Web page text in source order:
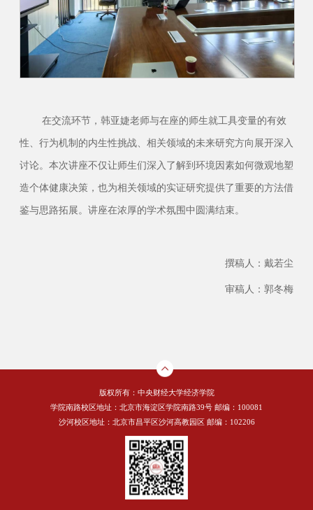
在交流环节，韩亚婕老师与在座的师生就工具变量的有效
性、行为机制的内生性挑战、 相关领域的未来研究方向 展开深入
讨论。本次讲座不仅让师生们深入了解到环境因素如何微观地塑
造个体健康决策，也为相关领域的实证研究提供了重要的方法借
鉴与思路拓展。讲座在浓厚的学术氛围中圆满结束。
撰稿人：戴若尘
审稿人：郭冬梅
版权所有：中央财经大学经济学院
学院南路校区地址：北京市海淀区学院南路39号 邮编：100081
沙河校区地址：北京市昌平区沙河高教园区 邮编：102206